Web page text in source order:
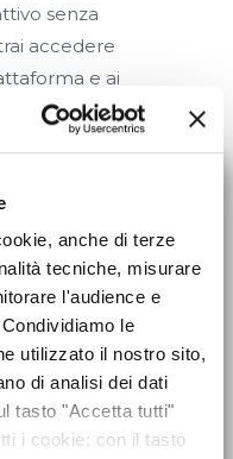
anche di terze
tecniche, misurare
l'audience e
le
utilizzato il nostro sito,
di analisi dei dati
tasto "Accetta tutti"
i cookie; con il tasto
senza
accedere
e ai
è un
la somma
Datori
in vigore
dal nuovo
che introduce
per tutti i